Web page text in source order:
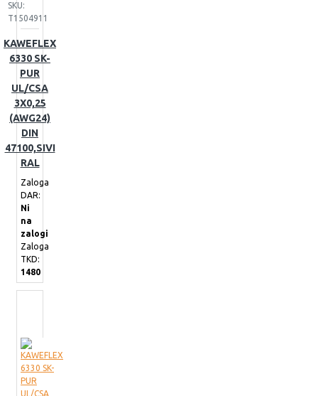
SKU:
T1504911
KAWEFLEX
6330 SK-
PUR
UL/CSA
3X0,25
(AWG24)
DIN
47100,SIVI
RAL
Zaloga
DAR:
Ni
na
zalogi
Zaloga
TKD:
1480